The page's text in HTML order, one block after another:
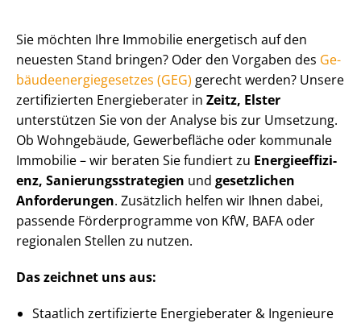
Sie möchten Ihre Immobilie energetisch auf den
neuesten Stand bringen? Oder den Vorgaben des Ge­
bäu­de­en­er­gie­ge­set­zes (GEG) gerecht werden? Unsere
zertifizierten Energieberater in Zeitz, Elster
unterstützen Sie von der Analyse bis zur Umsetzung.
Ob Wohngebäude, Gewerbefläche oder kommunale
Immobilie – wir beraten Sie fundiert zu En­er­gie­ef­fi­zi­
enz, Sa­nie­rungs­stra­te­gien und gesetzlichen
Anforderungen. Zusätzlich helfen wir Ihnen dabei,
passende Förderprogramme von KfW, BAFA oder
regionalen Stellen zu nutzen.
Das zeichnet uns aus:
Staatlich zertifizierte Energieberater & Ingenieure